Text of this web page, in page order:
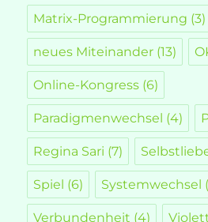
Matrix-Programmierung (3)
neues Miteinander (13)
Online-Kongress (6)
Paradigmenwechsel (4)
Regina Sari (7)
Spiel (6) Systemwechsel
Verbundenheit (4)